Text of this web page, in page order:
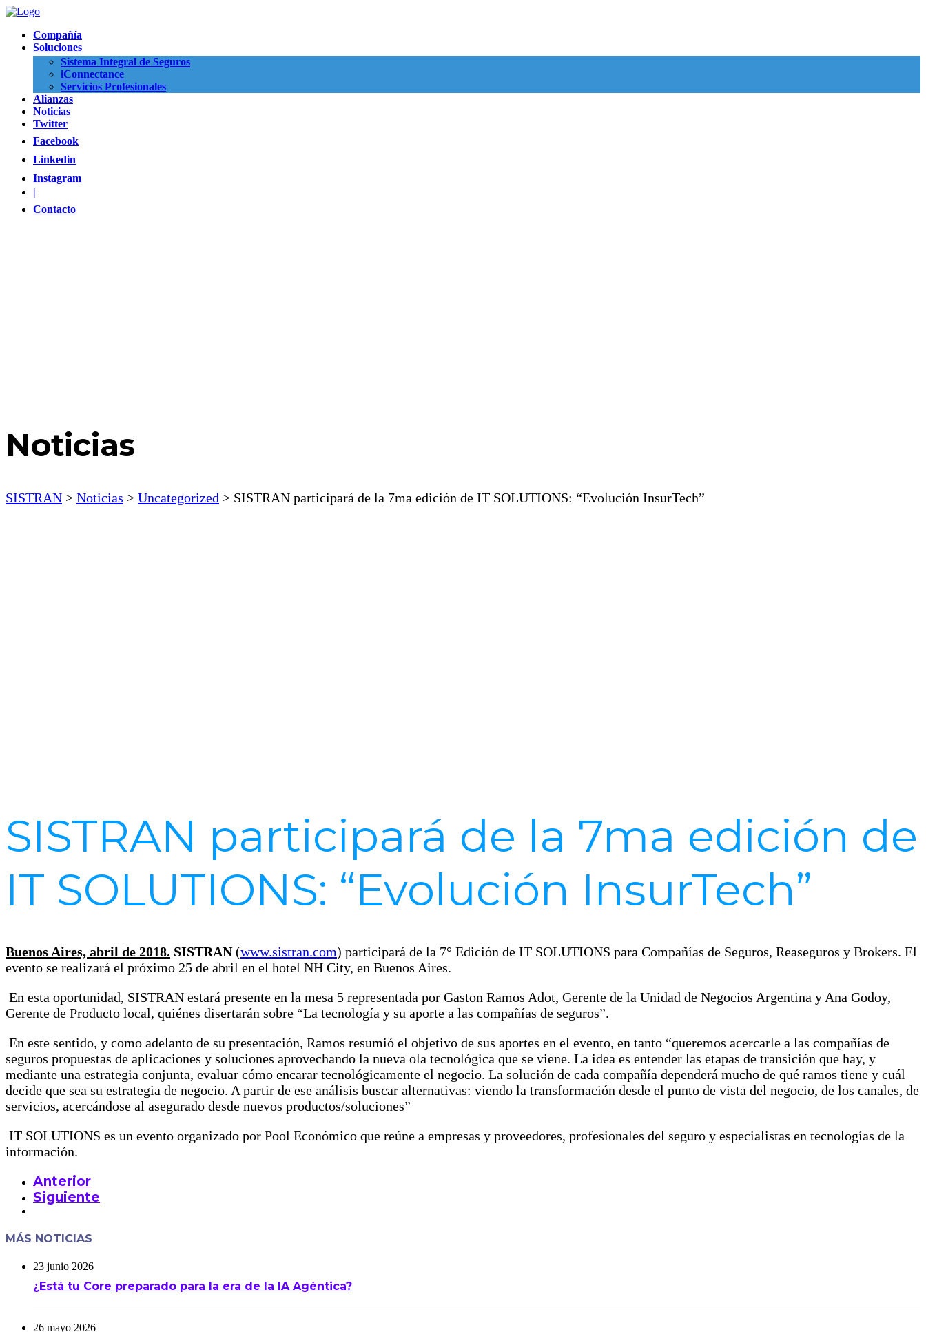
Compañía
Soluciones
Sistema Integral de Seguros
iConnectance
Servicios Profesionales
Alianzas
Noticias
Twitter
Facebook
Linkedin
Instagram
|
Contacto
Noticias
SISTRAN > Noticias > Uncategorized > SISTRAN participará de la 7ma edición de IT SOLUTIONS: “Evolución InsurTech”
SISTRAN participará de la 7ma edición de
IT SOLUTIONS: “Evolución InsurTech”
Buenos Aires, abril de 2018. SISTRAN(www.sistran.com) participará de la 7° Edición de IT SOLUTIONS para Compañías de Seguros, Reaseguros y Brokers. El
evento se realizará el próximo 25 de abril en el hotel NH City, en Buenos Aires.
En esta oportunidad, SISTRAN estará presente en la mesa 5 representada por Gaston Ramos Adot, Gerente de la Unidad de Negocios Argentina y Ana Godoy,
Gerente de Producto local, quiénes disertarán sobre “La tecnología y su aporte a las compañías de seguros”.
En este sentido, y como adelanto de su presentación, Ramos resumió el objetivo de sus aportes en el evento, en tanto “queremos acercarle a las compañías de
seguros propuestas de aplicaciones y soluciones aprovechando la nueva ola tecnológica que se viene. La idea es entender las etapas de transición que hay, y
mediante una estrategia conjunta, evaluar cómo encarar tecnológicamente el negocio. La solución de cada compañía dependerá mucho de qué ramos tiene y cuál
decide que sea su estrategia de negocio. A partir de ese análisis buscar alternativas: viendo la transformación desde el punto de vista del negocio, de los canales, de
servicios, acercándose al asegurado desde nuevos productos/soluciones”
IT SOLUTIONS es un evento organizado por Pool Económico que reúne a empresas y proveedores, profesionales del seguro y especialistas en tecnologías de la
información.
Anterior
Siguiente
MÁS NOTICIAS
23 junio 2026
¿Está tu Core preparado para la era de la IA Agéntica?
26 mayo 2026